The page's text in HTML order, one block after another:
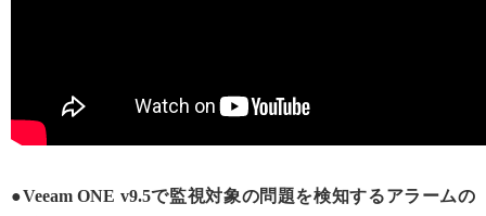
●Veeam ONE v9.5で監視対象の問題を検知するアラームの